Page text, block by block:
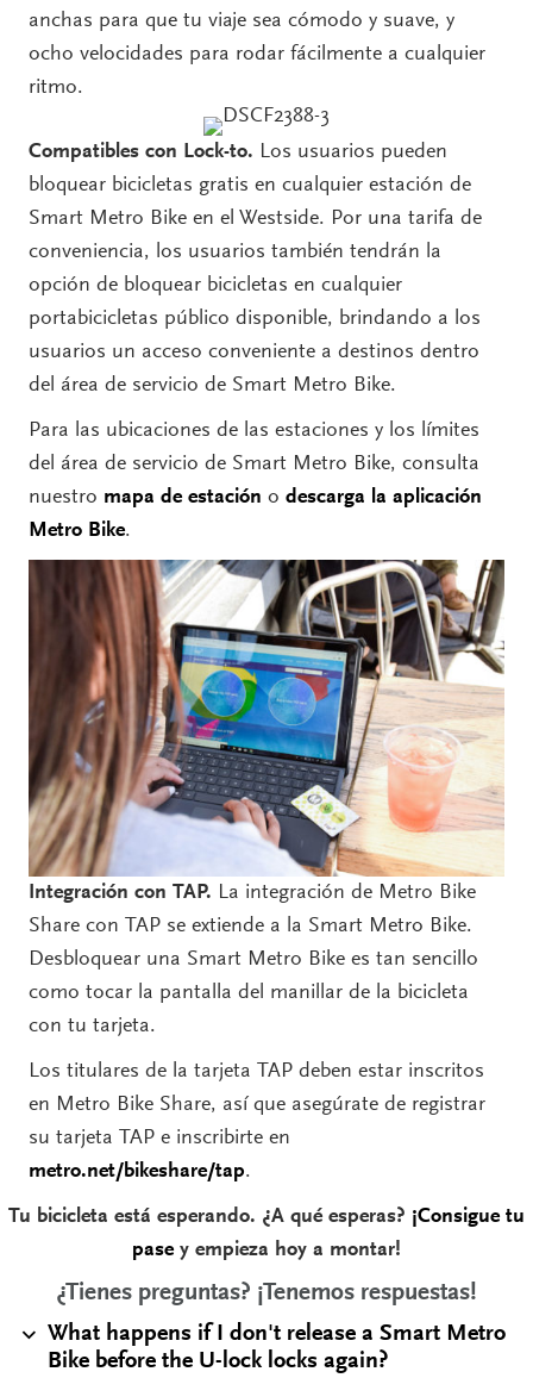
anchas para que tu viaje sea cómodo y suave, y
ocho velocidades para rodar fácilmente a cualquier
ritmo.
Compatibles con Lock-to. Los usuarios pueden
bloquear bicicletas gratis en cualquier estación de
Smart Metro Bike en el Westside. Por una tarifa de
conveniencia, los usuarios también tendrán la
opción de bloquear bicicletas en cualquier
portabicicletas público disponible, brindando a los
usuarios un acceso conveniente a destinos dentro
del área de servicio de Smart Metro Bike.
Para las ubicaciones de las estaciones y los límites
del área de servicio de Smart Metro Bike, consulta
nuestro mapa de estación o descarga la aplicación
Metro Bike.
Integración con TAP. La integración de Metro Bike
Share con TAP se extiende a la Smart Metro Bike.
Desbloquear una Smart Metro Bike es tan sencillo
como tocar la pantalla del manillar de la bicicleta
con tu tarjeta.
Los titulares de la tarjeta TAP deben estar inscritos
en Metro Bike Share, así que asegúrate de registrar
su tarjeta TAP e inscribirte en
metro.net/bikeshare/tap.
Tu bicicleta está esperando. ¿A qué esperas? ¡Consigue tu
pasey empieza hoy a montar!
¿Tienes preguntas? ¡Tenemos respuestas!
What happens if I don't release a Smart Metro
Bike before the U-lock locks again?